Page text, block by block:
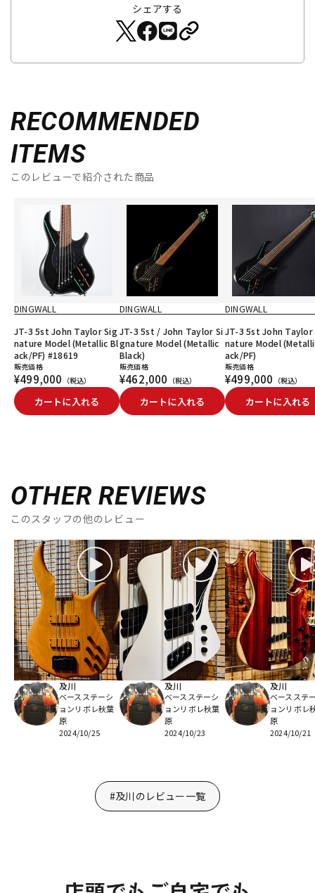
シェアする
RECOMMENDED
ITEMS
このレビューで紹介された商品
DINGWALL
JT-3 5st John Taylor Sig
nature Model (Metallic Bl
ack/PF) #18619
販売価格
¥499,000 （税込）
カートに入れる
DINGWALL
JT-3 5st / John Taylor Si
gnature Model (Metallic
Black)
販売価格
¥462,000 （税込）
カートに入れる
DINGWALL
JT-3 5st John Taylor
nature Model
ack/PF)
販売価格
¥499,000 （税込）
カートに入れる
OTHER REVIEWS
このスタッフの他のレビュー
及川
ベースステーシ
ョンリボレ秋葉
原
2024/10/25
及川
ベースステーシ
ョンリボレ秋葉
原
2024/10/23
及川
ベースステ
ョンリボレ
原
2024/10/21
#及川のレビュー一覧